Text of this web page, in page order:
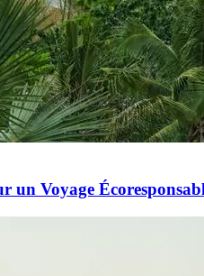
un Voyage